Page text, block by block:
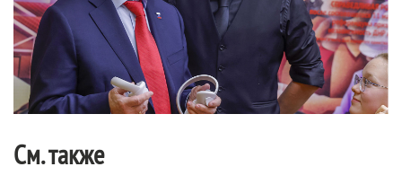
См. также